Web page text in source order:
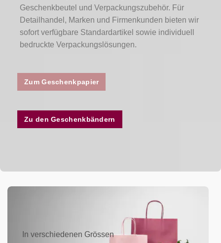
Geschenkbeutel und Verpackungszubehör. Für
Detailhandel, Marken und Firmenkunden bieten wir
sofort verfügbare Standardartikel sowie individuell
bedruckte Verpackungslösungen.
Zum Geschenkpapier
Zu den Geschenkbändern
In verschiedenen Grössen